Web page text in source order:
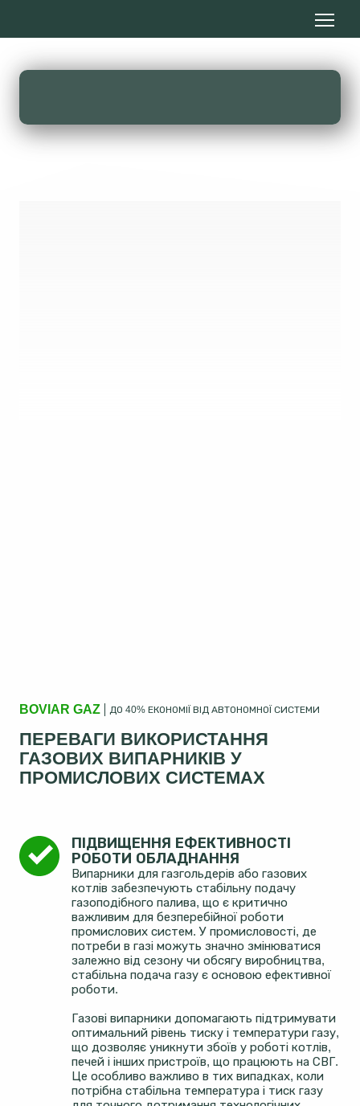
BOVIAR GAZ ДО 40% ЕКОНОМІЇ ВІД АВТОНОМНОЇ СИСТЕМИ
ПЕРЕВАГИ ВИКОРИСТАННЯ
ГАЗОВИХ ВИПАРНИКІВ У
ПРОМИСЛОВИХ СИСТЕМАХ
ПІДВИЩЕННЯ ЕФЕКТИВНОСТІ
РОБОТИ ОБЛАДНАННЯ
Випарники для газгольдерів або газових
котлів забезпечують стабільну подачу
газоподібного палива, що є критично
важливим для безперебійної роботи
промислових систем. У промисловості, де
потреби в газі можуть значно змінюватися
залежно від сезону чи обсягу виробництва,
стабільна подача газу є основою ефективної
роботи.
Газові випарники допомагають підтримувати
оптимальний рівень тиску і температури газу,
що дозволяє уникнути збоїв у роботі котлів,
печей і інших пристроїв, що працюють на СВГ.
Це особливо важливо в тих випадках, коли
потрібна стабільна температура і тиск газу